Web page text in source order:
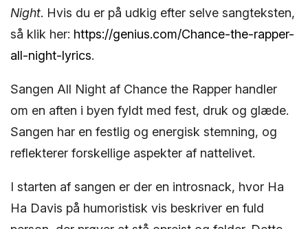
Night. Hvis du er på udkig efter selve sangteksten,
så klik her: https://genius.com/Chance-the-rapper-
all-night-lyrics.
Sangen All Night af Chance the Rapper handler
om en aften i byen fyldt med fest, druk og glæde.
Sangen har en festlig og energisk stemning, og
reflekterer forskellige aspekter af nattelivet.
I starten af sangen er der en introsnack, hvor Ha
Ha Davis på humoristisk vis beskriver en fuld